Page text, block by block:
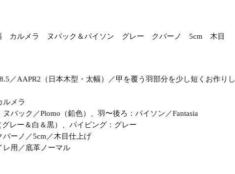
カルメラ ヌバック＆パイソン グレー クバーノ 5cm 木目
／AAPR2（日本木型・太幅）／甲を覆う羽部分を少し短くお作りし
ルメラ
ヌバック／Plomo（鉛色）、羽〜後ろ：パイソン／Fantasia
グレー＆白＆黒）、パイピング：グレー
バーノ／5cm／木目仕上げ
レ用／底革ノーマル